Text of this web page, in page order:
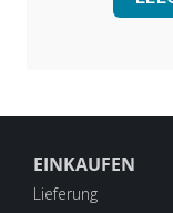
EINKAUFEN
Lieferung